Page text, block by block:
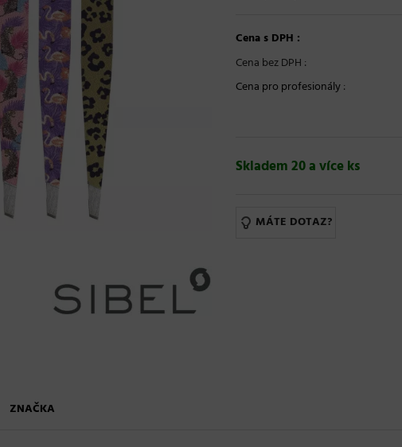
Cena s DPH :
Cena bez DPH :
Cena pro profesionály:
Skladem 20 a více ks
MÁTE DOTAZ?
ZNAČKA